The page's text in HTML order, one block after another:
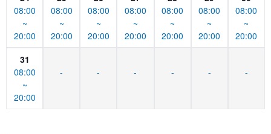
08:00
~
20:00
08:00
~
20:00
08:00
~
20:00
08:00
~
20:00
08:00
~
20:00
08:00
~
20:00
08:00
~
20:00
31
08:00
~
20:00
- - - - - -